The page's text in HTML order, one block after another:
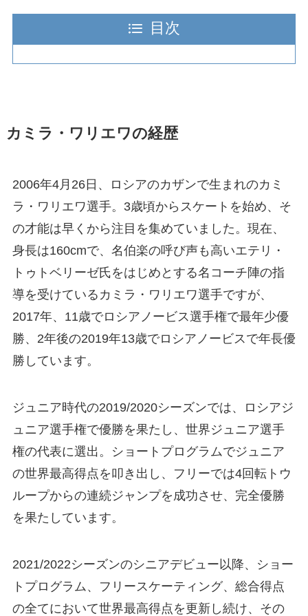
目次
カミラ・ワリエワの経歴
2006年4月26日、ロシアのカザンで生まれのカミ
ラ・ワリエワ選手。3歳頃からスケートを始め、そ
の才能は早くから注目を集めていました。現在、
身長は160cmで、名伯楽の呼び声も高いエテリ・
トゥトベリーゼ氏をはじめとする名コーチ陣の指
導を受けているカミラ・ワリエワ選手ですが、
2017年、11歳でロシアノービス選手権で最年少優
勝、2年後の2019年13歳でロシアノービスで年長優
勝しています。
ジュニア時代の2019/2020シーズンでは、ロシアジ
ュニア選手権で優勝を果たし、世界ジュニア選手
権の代表に選出。ショートプログラムでジュニア
の世界最高得点を叩き出し、フリーでは4回転トウ
ループからの連続ジャンプを成功させ、完全優勝
を果たしています。
2021/2022シーズンのシニアデビュー以降、ショー
トプログラム、フリースケーティング、総合得点
の全てにおいて世界最高得点を更新し続け、その